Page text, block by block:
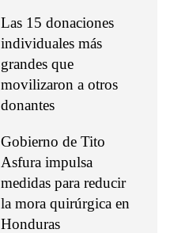
Las 15 donaciones
individuales más
grandes que
movilizaron a otros
donantes
Gobierno de Tito
Asfura impulsa
medidas para reducir
la mora quirúrgica en
Honduras